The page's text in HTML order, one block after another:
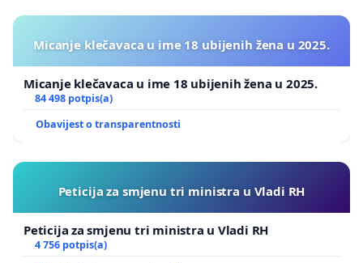
Micanje klečavaca u ime 18 ubijenih žena u 2025.
Micanje klečavaca u ime 18 ubijenih žena u 2025.
84 498 potpis(a)
Obavijest o transparentnosti
Peticija za smjenu tri ministra u Vladi RH
Peticija za smjenu tri ministra u Vladi RH
4 756 potpis(a)